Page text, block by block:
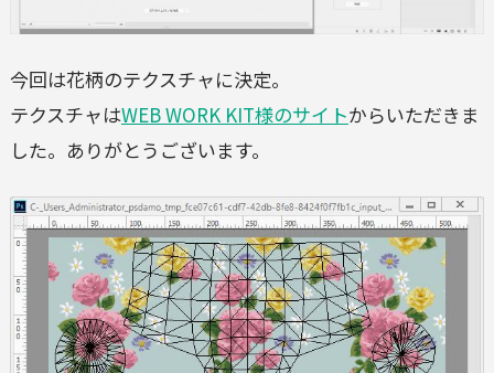
今回は花柄のテクスチャに決定。
テクスチャはWEB WORK KIT様のサイトからいただきま
した。ありがとうございます。